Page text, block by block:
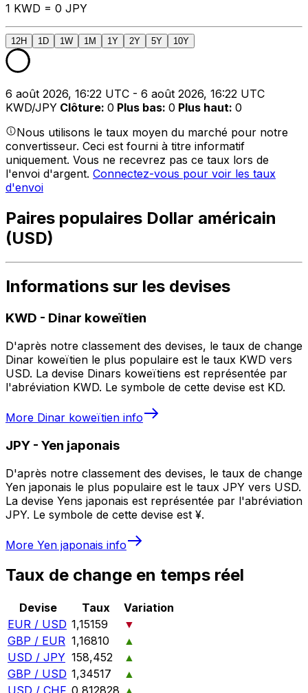
1 KWD = 0 JPY
12H 1D 1W 1M 1Y 2Y 5Y 10Y
6 août 2026, 16:22 UTC - 6 août 2026, 16:22 UTC
KWD/JPY Clôture: 0 Plus bas: 0 Plus haut: 0
Nous utilisons le taux moyen du marché pour notre
convertisseur. Ceci est fourni à titre informatif
uniquement. Vous ne recevrez pas ce taux lors de
l'envoi d'argent. Connectez-vous pour voir les taux
d'envoi
Paires populaires Dollar américain
(USD)
Informations sur les devises
KWD - Dinar koweïtien
D'après notre classement des devises, le taux de change
Dinar koweïtien le plus populaire est le taux KWD vers
USD. La devise Dinars koweïtiens est représentée par
l'abréviation KWD. Le symbole de cette devise est KD.
More Dinar koweïtien info
JPY - Yen japonais
D'après notre classement des devises, le taux de change
Yen japonais le plus populaire est le taux JPY vers USD.
La devise Yens japonais est représentée par l'abréviation
JPY. Le symbole de cette devise est ¥.
More Yen japonais info
Taux de change en temps réel
Devise Taux
Variation
EUR / USD 1,15159
▼
GBP / EUR 1,16810
▲
USD / JPY 158,452
▲
GBP / USD 1,34517
▲